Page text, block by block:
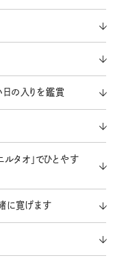
の入りを鑑賞
ルタオ」でひとやす
に寛げます